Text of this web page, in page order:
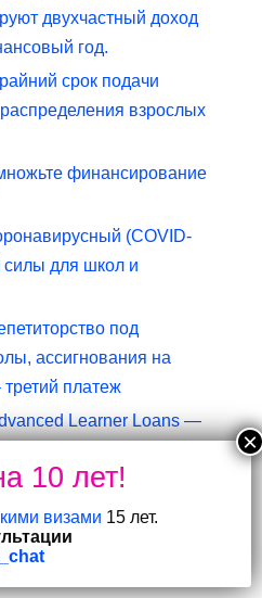
двухчастный доход
год.
срок подачи
взрослых
финансирование
(COVID-
для школ и
под
ассигнования на
платеж
Learner Loans —
планирования
на 2022-2023
визами 15 лет.